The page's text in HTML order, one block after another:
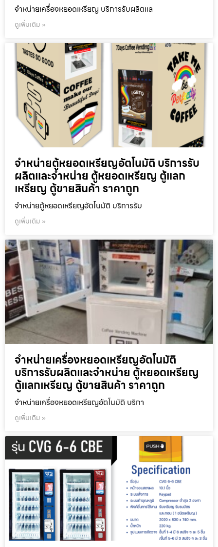
จำหน่ายเครื่องหยอดเหรียญ บริการรับผลิตแล
ดูเพิ่มเติม »
จำหน่ายตู้หยอดเหรียญ​อัตโนมัติ บริการรับ
ผลิตและจำหน่าย ตู้หยอดเหรียญ ตู้แลก
เหรียญ ตู้ขายสินค้า ราคาถูก
จำหน่ายตู้หยอดเหรียญ​อัตโนมัติ บริการรับ
ดูเพิ่มเติม »
จำหน่ายเครื่องหยอดเหรียญ​อัตโนมัติ
บริการรับผลิตและจำหน่าย ตู้หยอดเหรียญ
ตู้แลกเหรียญ ตู้ขายสินค้า ราคาถูก
จำหน่ายเครื่องหยอดเหรียญ​อัตโนมัติ บริกา
ดูเพิ่มเติม »